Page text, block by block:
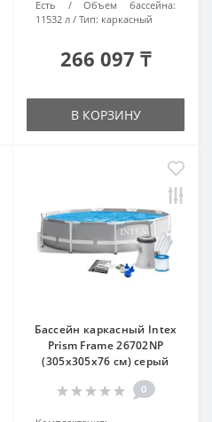
Есть
Объем бассейна:
11532 л
Тип: каркасный
266 097 ₸
В КОРЗИНУ
Бассейн каркасный Intex
Prism Frame 26702NP
(305x305x76 см) серый
0